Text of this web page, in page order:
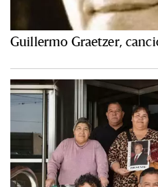
Guillermo Graetzer,